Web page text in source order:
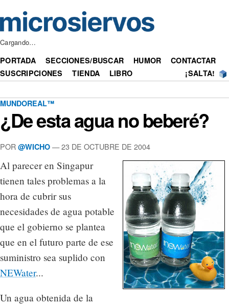
Cargando…
PORTADA SECCIONES/BUSCAR HUMOR
CONTACTAR
SUSCRIPCIONES
TIENDA LIBRO ¡SALTA!
MUNDOREAL™
¿De esta agua no beberé?
POR @WICHO — 23 DE OCTUBRE DE 2004
Al parecer en Singapur
tienen tales problemas a la
hora de cubrir sus
necesidades de agua potable
que el gobierno se plantea
que en el futuro parte de ese
suministro sea suplido con
NEWater...
Un agua obtenida de la